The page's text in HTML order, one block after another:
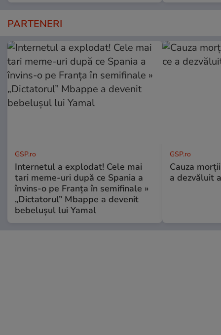
PARTENERI
GSP.ro
Internetul a explodat! Cele mai
tari meme-uri după ce Spania a
învins-o pe Franța în semifinale »
„Dictatorul” Mbappe a devenit
bebelușul lui Yamal
GSP.ro
Cauza
a dezvăluit